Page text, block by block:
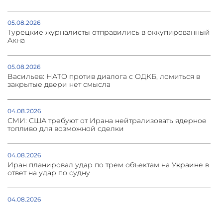
05.08.2026
Турецкие журналисты отправились в оккупированный
Акна
05.08.2026
Васильев: НАТО против диалога с ОДКБ, ломиться в
закрытые двери нет смысла
04.08.2026
СМИ: США требуют от Ирана нейтрализовать ядерное
топливо для возможной сделки
04.08.2026
Иран планировал удар по трем объектам на Украине в
ответ на удар по судну
04.08.2026